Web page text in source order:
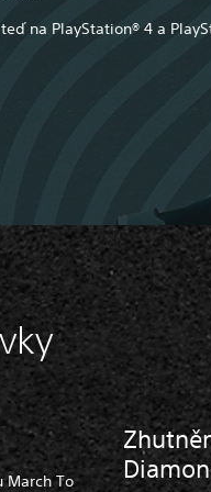
na PlayStation® 4 a
March To